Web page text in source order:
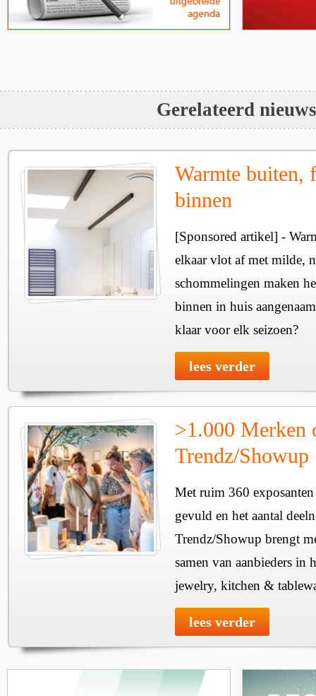
Gerelateerd nieuws
Warmte buiten,
binnen
[Sponsored artikel] -
elkaar vlot af met milde,
schommelingen maken
binnen in huis
klaar voor elk seizoen?
lees verder
>1.000 Merken
Trendz/Showup
Met ruim 360
gevuld en het aantal
Trendz/Showup brengt
samen van aanbieders in
jewelry, kitchen &
lees verder